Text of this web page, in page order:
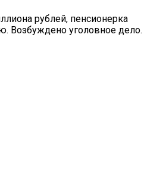
рублей, пенсионерка
Возбуждено уголовное дело.